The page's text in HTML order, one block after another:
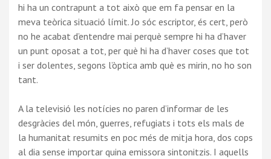
hi ha un contrapunt a tot això que em fa pensar en la
meva teòrica situació límit. Jo sóc escriptor, és cert, però
no he acabat d’entendre mai perquè sempre hi ha d’haver
un punt oposat a tot, per què hi ha d’haver coses que tot
i ser dolentes, segons l’òptica amb què es mirin, no ho son
tant.
A la televisió les notícies no paren d’informar de les
desgràcies del món, guerres, refugiats i tots els mals de
la humanitat resumits en poc més de mitja hora, dos cops
al dia sense importar quina emissora sintonitzis. I aquells